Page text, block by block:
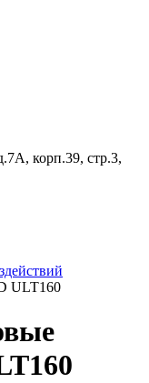
корп.39, стр.3,
ULT160